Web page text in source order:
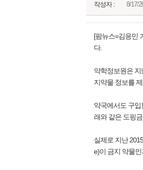
작성자 : 8/17/
[팜뉴스=김응민
다.
약학정보원은
지약물 정보를
약국에서도 구
래와 같은 도핑
실제로 지난
e)이 금지 약물인